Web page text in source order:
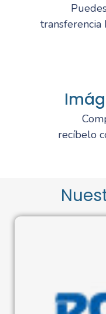
transferencia
recíbelo